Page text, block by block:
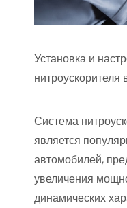
Установка и
Система
является
автомобилей,
увеличения
динамических